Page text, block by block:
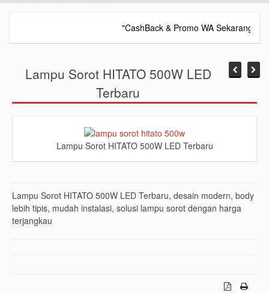
"CashBack & Promo WA Sekarang!",
Lampu Sorot HITATO 500W LED
Terbaru
Lampu Sorot HITATO 500W LED Terbaru
Lampu Sorot HITATO 500W LED Terbaru, desain modern, body
lebih tipis, mudah instalasi, solusi lampu sorot dengan harga
terjangkau